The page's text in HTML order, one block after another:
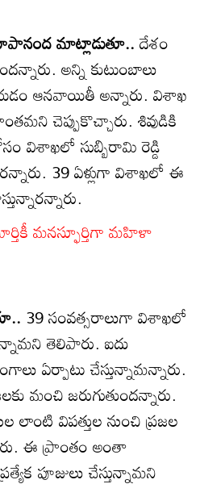
మాట్లాడుతూ..దేశం
అన్ని కుటుంబాలు
ఆనవాయితీ అన్నారు. విశాఖ
చెప్పుకొచ్చారు. శివుడికి
విశాఖలో సుబ్బిరామి రెడ్డి
39 ఏళ్లుగా విశాఖలో ఈ
మనస్ఫూర్తిగా మహిళా
39 సంవత్సరాలుగా విశాఖలో
తెలిపారు. ఐదు
ఏర్పాటు చేస్తున్నామన్నారు.
మంచి జరుగుతుందన్నారు.
లాంటి విపత్తుల నుంచి ప్రజల
ఈ ప్రాంతం అంతా
పూజులు చేస్తున్నామని